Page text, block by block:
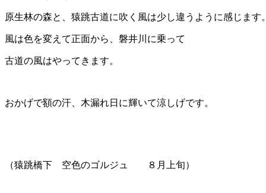
原生林の森と、猿跳古道に吹く風は少し違うように感じます。
風は色を変えて正面から、磐井川に乗って
古道の風はやってきます。
おかげで額の汗、木漏れ日に輝いて涼しげです。
（猿跳橋下 空色のゴルジュ ８月上旬）